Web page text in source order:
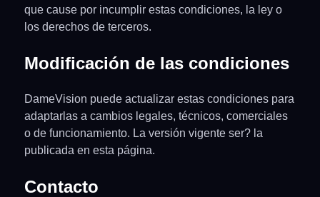
que cause por incumplir estas condiciones, la ley o
los derechos de terceros.
Modificación de las condiciones
DameVision puede actualizar estas condiciones para
adaptarlas a cambios legales, técnicos, comerciales
o de funcionamiento. La versión vigente ser? la
publicada en esta página.
Contacto